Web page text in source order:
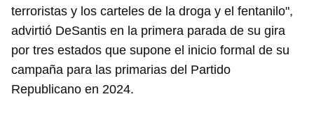
terroristas y los carteles de la droga y el fentanilo",
advirtió DeSantis en la primera parada de su gira
por tres estados que supone el inicio formal de su
campaña para las primarias del Partido
Republicano en 2024.